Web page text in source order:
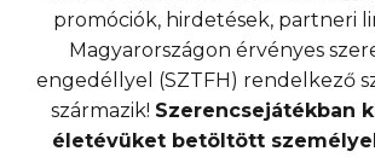
promóciók, hirdetések, partneri
Magyarországon érvényes
engedéllyel (SZTFH) rendelkező
származik! Szerencsejátékban
életévüket betöltött